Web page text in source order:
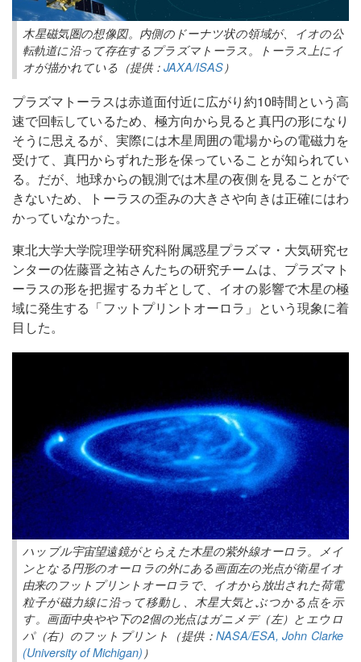
木星磁気圏の想像図。内側のドーナツ状の領域が、イオの公
転軌道に沿って存在するプラズマトーラス。トーラス上にイ
オが描かれている（提供：JAXA/ISAS ）
プラズマトーラスは赤道面付近に広がり約10時間という高
速で回転しているため、極方向から見ると真円の形になり
そうに思えるが、実際には木星周囲の電場からの電磁力を
受けて、真円からずれた形を保っていることが知られてい
る。だが、地球からの観測では木星の夜側を見ることがで
きないため、トーラスの歪みの大きさや向きは正確にはわ
かっていなかった。
東北大学大学院理学研究科附属惑星プラズマ・大気研究セ
ンターの佐藤晋之祐さんたちの研究チームは、プラズマト
ーラスの形を把握するカギとして、イオの影響で木星の極
域に発生する「フットプリントオーロラ」という現象に着
目した。
ハッブル宇宙望遠鏡がとらえた木星の紫外線オーロラ。メイ
ンとなる円形のオーロラの外にある画面左の光点が衛星イオ
由来のフットプリントオーロラで、イオから放出された荷電
粒子が磁力線に沿って移動し、木星大気とぶつかる点を示
す。画面中央やや下の2個の光点はガニメデ（左）とエウロ
パ（右）のフットプリント（提供： NASA/ESA, John Clarke
(University of Michigan) ）